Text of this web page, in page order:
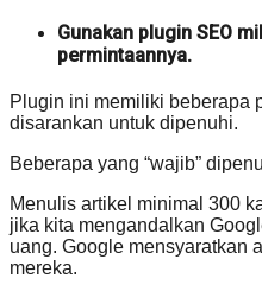
Gunakan plugin SEO
permintaannya.
Plugin ini memiliki beberapa
disarankan untuk dipenuhi.
Beberapa yang “wajib”
Menulis artikel minimal 300
jika kita mengandalkan
uang. Google mensyaratkan
mereka.